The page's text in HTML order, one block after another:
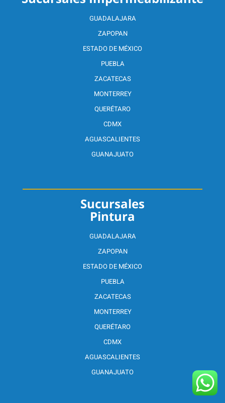
Sucursales
Pintura
GUADALAJARA
ZAPOPAN
ESTADO DE MÉXICO
PUEBLA
ZACATECAS
MONTERREY
QUERÉTARO
CDMX
AGUASCALIENTES
GUANAJUATO
GUADALAJARA
ZAPOPAN
ESTADO DE MÉXICO
PUEBLA
ZACATECAS
MONTERREY
QUERÉTARO
CDMX
AGUASCALIENTES
GUANAJUATO